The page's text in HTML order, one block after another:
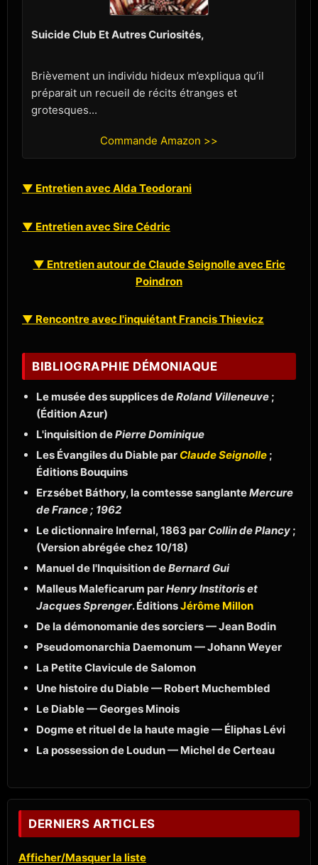
Suicide Club Et Autres Curiosités,
Brièvement un individu hideux m’expliqua qu’il
préparait un recueil de récits étranges et
grotesques...
Commande Amazon >>
▼ Entretien avec Alda Teodorani
▼ Entretien avec Sire Cédric
▼ Entretien autour de Claude Seignolle avec Eric
Poindron
▼ Rencontre avec l'inquiétant Francis Thievicz
BIBLIOGRAPHIE DÉMONIAQUE
Le musée des supplices deRoland Villeneuve ;
(Édition Azur)
L'inquisition dePierre Dominique
Les Évangiles du Diable par Claude Seignolle ;
Éditions Bouquins
Erzsébet Báthory, la comtesse sanglanteMercure
de France ; 1962
Le dictionnaire Infernal, 1863 par Collin de Plancy ;
(Version abrégée chez 10/18)
Manuel de l'Inquisition deBernard Gui
Malleus Maleficarum parHenry Institoris et
Jacques Sprenger. ÉditionsJérôme Millon
De la démonomanie des sorciers — Jean Bodin
Pseudomonarchia Daemonum — Johann Weyer
La Petite Clavicule de Salomon
Une histoire du Diable — Robert Muchembled
Le Diable — Georges Minois
Dogme et rituel de la haute magie — Éliphas Lévi
La possession de Loudun — Michel de Certeau
DERNIERS ARTICLES
Afficher/Masquer la liste